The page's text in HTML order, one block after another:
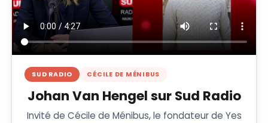
SUD RADIO CÉCILE DE MÉNIBUS
Johan Van Hengel sur Sud Radio
Invité de Cécile de Ménibus, le fondateur de Yes